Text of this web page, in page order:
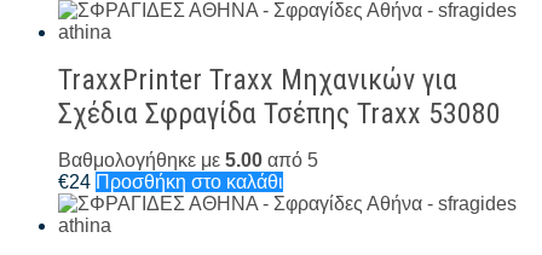
TraxxPrinter Traxx Μηχανικών για
Σχέδια Σφραγίδα Τσέπης Traxx 53080
Βαθμολογήθηκε με 5.00 από 5
€24 Προσθήκη στο καλάθι